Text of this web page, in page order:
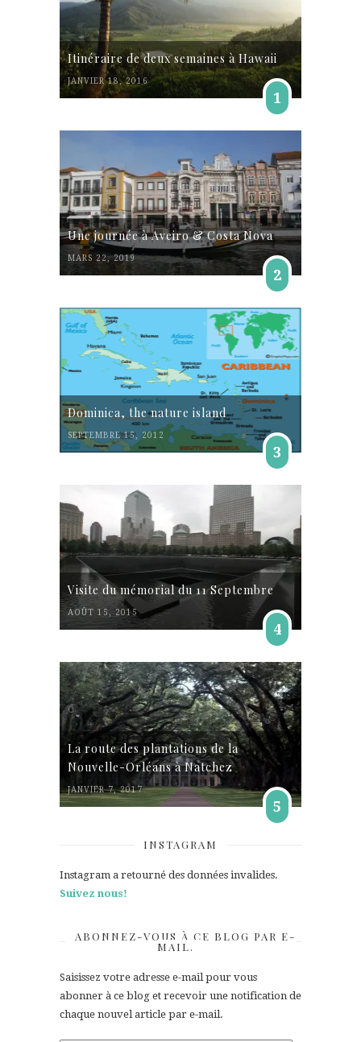
Itinéraire de deux semaines à Hawaii
JANVIER 18, 2016
1
Une journée à Aveiro & Costa Nova
MARS 22, 2019
2
Dominica, the nature island
SEPTEMBRE 15, 2012
3
Visite du mémorial du 11 Septembre
AOÛT 15, 2015
4
La route des plantations de la
Nouvelle-Orléans à Natchez
JANVIER 7, 2017
5
INSTAGRAM
Instagram a retourné des données invalides.
Suivez nous!
ABONNEZ-VOUS À CE BLOG PAR E-
MAIL.
Saisissez votre adresse e-mail pour vous
abonner à ce blog et recevoir une notification de
chaque nouvel article par e-mail.